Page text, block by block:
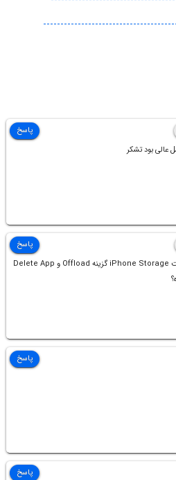
عالی بود تشکر
پاسخ
چرا تو قسمت iPhone Storage گزینه Offload و Delete App
پاسخ
پاسخ
پاسخ